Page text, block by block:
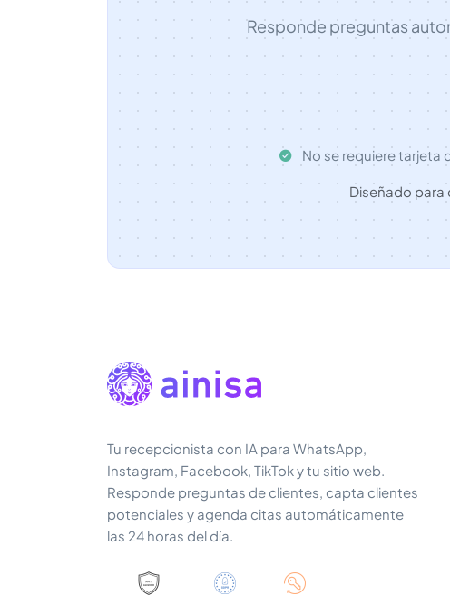
Responde preguntas
No se requiere tarjeta
Diseñado para
Tu recepcionista con IA para WhatsApp,
Instagram, Facebook, TikTok y tu sitio web.
Responde preguntas de clientes, capta clientes
potenciales y agenda citas automáticamente
las 24 horas del día.